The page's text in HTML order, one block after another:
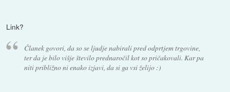
Link?
Članek govori, da so se ljudje nabirali pred odprtjem trgovine,
ter da je bilo višje število prednaročil kot so pričakovali. Kar pa
niti približno ni enako izjavi, da si ga vsi želijo :)